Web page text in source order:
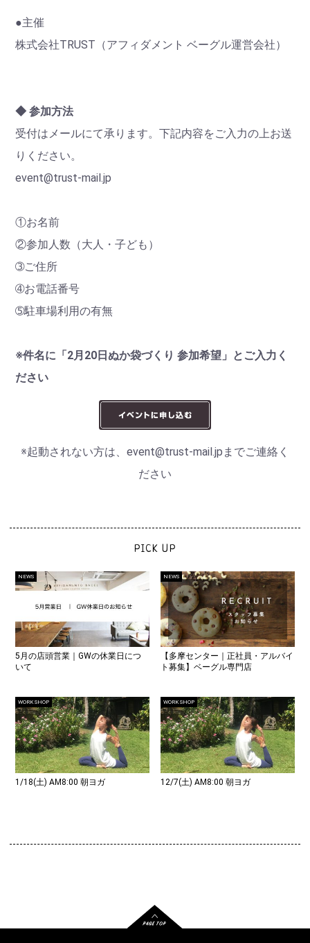
●主催
株式会社TRUST（アフィダメント ベーグル運営会社）
◆ 参加方法
受付はメールにて承ります。下記内容をご入力の上お送
りください。
event@trust-mail.jp
①お名前
②参加人数（大人・子ども）
➂ご住所
➃お電話番号
➄駐車場利用の有無
※件名に「2月20日ぬか袋づくり 参加希望」とご入力く
ださい
※起動されない方は、event@trust-mail.jpまでご連絡く
ださい
PICK UP
5月の店頭営業｜GWの休業日につ
いて
NEWS
【多摩センター｜正社員・アルバイ
ト募集】ベーグル専門店
NEWS
1/18(土) AM8:00 朝ヨガ
WORK SHOP
12/7(土) AM8:00 朝ヨガ
WORK SHOP